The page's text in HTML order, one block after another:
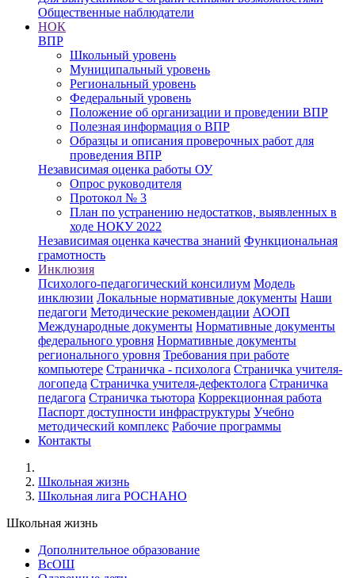
Общественные наблюдатели
НОК
ВПР
Школьный уровень
Муниципальный уровень
Региональный уровень
Федеральный уровень
Положение об организации и проведении ВПР
Полезная информация о ВПР
Образцы и описания проверочных работ для
проведения ВПР
Независимая оценка работы ОУ
Опрос руководителя
Протокол № 3
План по устранению недостатков, выявленных в
ходе НОКУ 2022
Независимая оценка качества знаний Функциональная
грамотность
Инклюзия
Психолого-педагогический консилиум Модель
инклюзии Локальные нормативные документы Наши
педагоги Методические рекомендации АООП
Международные документы Нормативные документы
федерального уровня Нормативные документы
регионального уровня Требования при работе
компьютере Страничка - психолога Страничка учителя-
логопеда Страничка учителя-дефектолога Страничка
педагога Страничка тьютора Коррекционная работа
Паспорт доступности инфраструктуры Учебно
методический комплекс Рабочие программы
Контакты
Школьная жизнь
Школьная лига РОСНАНО
Школьная жизнь
Дополнительное образование
ВсОШ